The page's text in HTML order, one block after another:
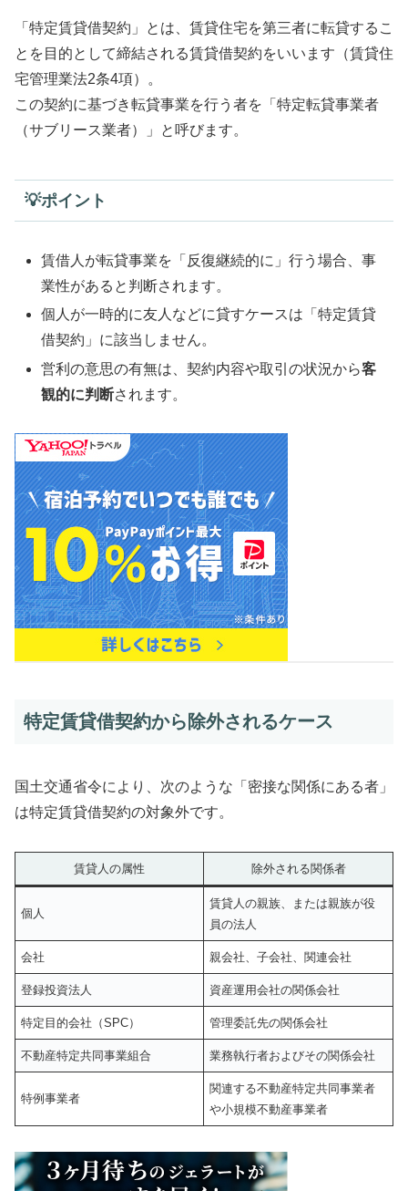
「特定賃貸借契約」とは、賃貸住宅を第三者に転貸するこ
とを目的として締結される賃貸借契約をいいます（賃貸住
宅管理業法2条4項）。
この契約に基づき転貸事業を行う者を「特定転貸事業者
（サブリース業者）」と呼びます。
💡ポイント
賃借人が転貸事業を「反復継続的に」行う場合、事
業性があると判断されます。
個人が一時的に友人などに貸すケースは「特定賃貸
借契約」に該当しません。
営利の意思の有無は、契約内容や取引の状況から客
観的に判断されます。
特定賃貸借契約から除外されるケース
国土交通省令により、次のような「密接な関係にある者」
は特定賃貸借契約の対象外です。
賃貸人の属性 除外される関係者
個人
賃貸人の親族、または親族が役
員の法人
会社 親会社、子会社、関連会社
登録投資法人 資産運用会社の関係会社
特定目的会社（SPC） 管理委託先の関係会社
不動産特定共同事業組合 業務執行者およびその関係会社
特例事業者
関連する不動産特定共同事業者
や小規模不動産事業者